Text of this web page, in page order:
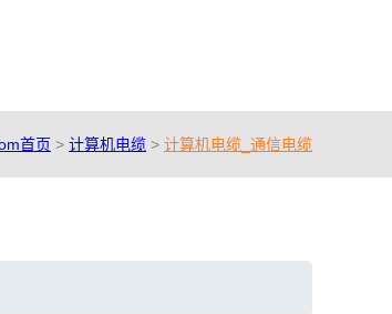
首页 > 计算机电缆 > 计算机电缆_通信电缆